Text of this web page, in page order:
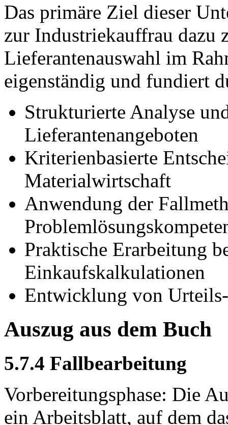
Das primäre Ziel dieser
zur Industriekauffrau dazu
Lieferantenauswahl im
eigenständig und fundiert
Strukturierte Analyse
Lieferantenangeboten
Kriterienbasierte
Materialwirtschaft
Anwendung der
Praktische Erarbeitung
Einkaufskalkulationen
Entwicklung von
Auszug aus dem Buch
5.7.4 Fallbearbeitung
Vorbereitungsphase: Die
ein Arbeitsblatt, auf dem